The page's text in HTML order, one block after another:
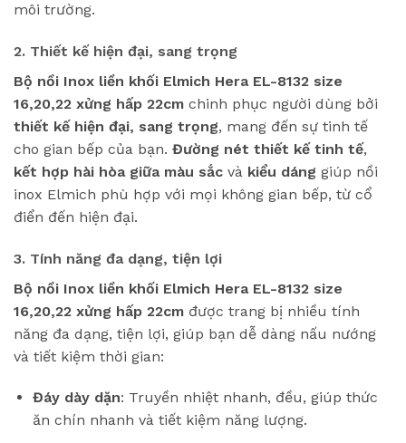
môi trường.
2. Thiết kế hiện đại, sang trọng
Bộ nồi Inox liền khối Elmich Hera EL-8132 size
16,20,22 xửng hấp 22cm chinh phục người dùng bởi
thiết kế hiện đại, sang trọng, mang đến sự tinh tế
cho gian bếp của bạn. Đường nét thiết kế tinh tế,
kết hợp hài hòa giữa màu sắc và kiểu dáng giúp nồi
inox Elmich phù hợp với mọi không gian bếp, từ cổ
điển đến hiện đại.
3. Tính năng đa dạng, tiện lợi
Bộ nồi Inox liền khối Elmich Hera EL-8132 size
16,20,22 xửng hấp 22cm được trang bị nhiều tính
năng đa dạng, tiện lợi, giúp bạn dễ dàng nấu nướng
và tiết kiệm thời gian:
Đáy dày dặn: Truyền nhiệt nhanh, đều, giúp thức
ăn chín nhanh và tiết kiệm năng lượng.